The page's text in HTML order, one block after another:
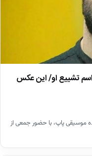
تشییع او/ این عکس
موسیقی پاپ، با حضور جمعی از